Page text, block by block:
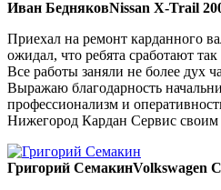
Иван БедняковNissan X-Trail
Приехал на ремонт карданного
ожидал, что ребята сработают
Все работы заняли не более дух
Выражаю благодарность
профессионализм и
Нижегород Кардан Сервис
Григорий СемакинVolkswagen